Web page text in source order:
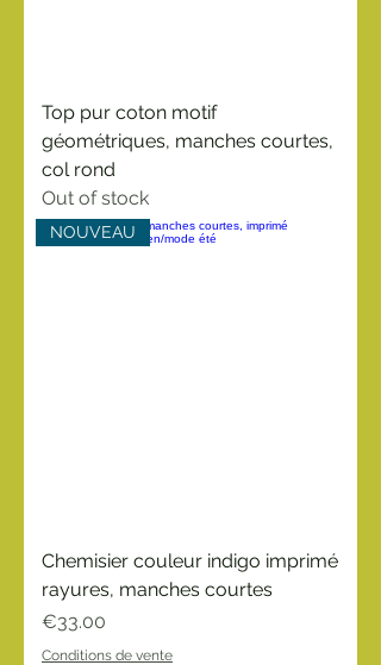
Top pur coton motif
géométriques, manches courtes,
col rond
Out of stock
NOUVEAU
Chemisier couleur indigo imprimé
rayures, manches courtes
Price
€33.00
Conditions de vente